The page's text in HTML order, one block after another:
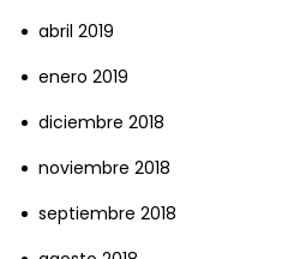
abril 2019
enero 2019
diciembre 2018
noviembre 2018
septiembre 2018